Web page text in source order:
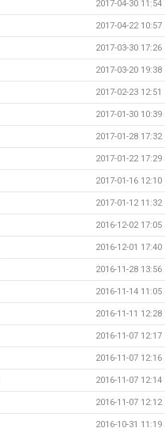
2017-04-30 11:54
2017-04-22 10:57
2017-03-30 17:26
2017-03-20 19:38
2017-02-23 12:51
2017-01-30 10:39
2017-01-28 17:32
2017-01-22 17:29
2017-01-16 12:10
2017-01-12 11:32
2016-12-02 17:05
2016-12-01 17:40
2016-11-28 13:56
2016-11-14 11:05
2016-11-11 12:28
2016-11-07 12:17
2016-11-07 12:16
2016-11-07 12:14
2016-11-07 12:12
2016-10-31 11:19